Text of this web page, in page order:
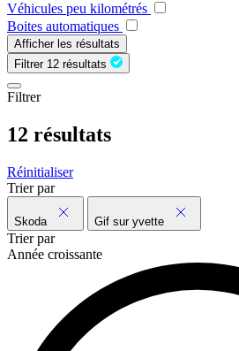
Véhicules peu kilométrés
Boites automatiques
Afficher les résultats
Filtrer 12 résultats
Filtrer
12 résultats
Réinitialiser
Trier par
Skoda Gif sur yvette
Trier par
Année croissante